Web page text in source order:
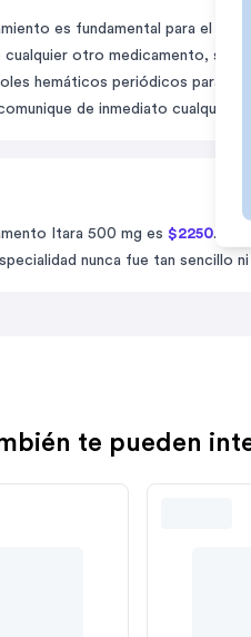
es fundamental para el
cualquier otro medicamento,
hemáticos periódicos para
de inmediato cualquier
Itara 500 mg es $2250. En
nunca fue tan sencillo
te pueden